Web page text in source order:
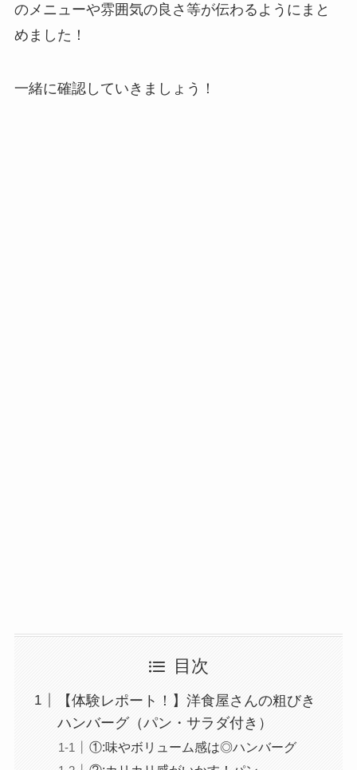
のメニューや雰囲気の良さ等が伝わるようにまと
めました！
一緒に確認していきましょう！
目次
【体験レポート！】洋食屋さんの粗びき
ハンバーグ（パン・サラダ付き）
①:味やボリューム感は◎ハンバーグ